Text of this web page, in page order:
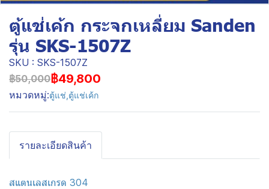
ตู้แช่เค้ก กระจกเหลี่ยม Sanden
รุ่น SKS-1507Z
SKU : SKS-1507Z
฿50,000฿49,800
หมวดหมู่:ตู้แช่ ตู้แช่เค้ก
รายละเอียดสินค้า
สแตนเลสเกรด 304